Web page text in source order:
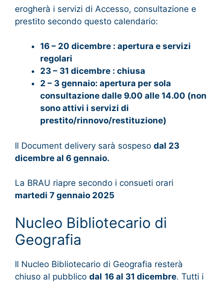
erogherà i servizi di Accesso, consultazione e
prestito secondo questo calendario:
16 – 20 dicembre : apertura e servizi
regolari
23 – 31 dicembre : chiusa
2 – 3 gennaio: apertura per sola
consultazione dalle 9.00 alle 14.00 (non
sono attivi i servizi di
prestito/rinnovo/restituzione)
Il Document delivery sarà sospeso dal 23
dicembre al 6 gennaio.
La BRAU riapre secondo i consueti orari
martedi 7 gennaio 2025
Nucleo Bibliotecario di
Geografia
Il Nucleo Bibliotecario di Geografia resterà
chiuso al pubblico dal 16 al 31 dicembre. Tutti i